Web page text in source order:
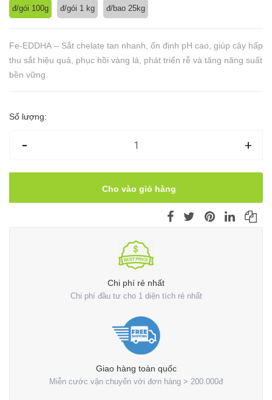
đ/gói 100g đ/gói 1 kg đ/bao 25kg
Fe-EDDHA – Sắt chelate tan nhanh, ổn định pH cao, giúp cây hấp
thu sắt hiệu quả, phục hồi vàng lá, phát triển rễ và tăng năng suất
bền vững.
Số lượng:
- +
Cho vào giỏ hàng
Chi phí rẻ nhất
Chi phí đầu tư cho 1 diện tích rẻ nhất
Giao hàng toàn quốc
Miễn cước vận chuyển với đơn hàng > 200.000đ